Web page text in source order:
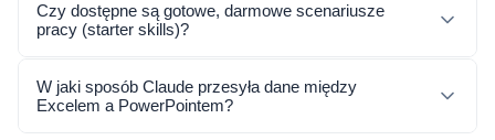
Czy dostępne są gotowe, darmowe scenariusze
pracy (starter skills)?
W jaki sposób Claude przesyła dane między
Excelem a PowerPointem?